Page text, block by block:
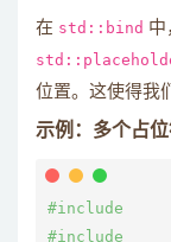
在 std::bind 中
位置。这使得我
示例：多个占
#include
#include